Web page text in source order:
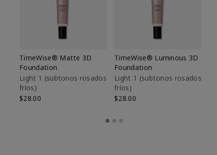
TimeWise® Matte 3D
Foundation
Light 1​ (subtonos rosados
fríos)
$28.00
TimeWise® Luminous 3D
Foundation
Light 1​ (subtonos rosados
fríos)
$28.00